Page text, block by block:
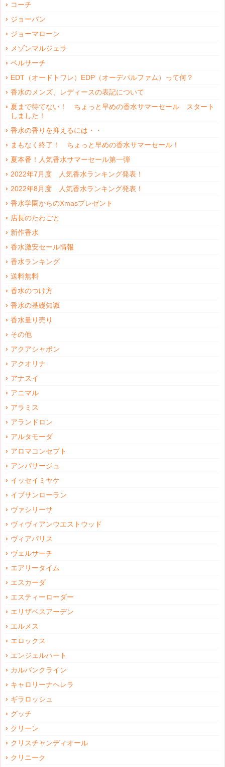
コーチ
ジョーバン
ジョーマローン
メゾンマルジェラ
ベルサーチ
EDT（オードトワレ）EDP（オーデパルファム）って何？
香水のメンズ、レディースの表記について
夏まで待てない！ ちょっと早めの香水サマーセール スタート
しました！
香水の香りを抑えるには・・
まもなく終了！ ちょっと早めの香水サマーセール！
夏本番！人気香水サマーセール第一弾
2022年7月度 人気香水ランキング発表！
2022年8月度 人気香水ランキング発表！
香水学園からのXmasプレゼント
店長のたわごと
新作香水
香水激安セール情報
香水ランキング
送料無料
香水のつけ方
香水の基礎知識
香水量り売り
その他
アクアシャボン
アクオリナ
アナスイ
アニマル
アラミス
アランドロン
アルタモーダ
アロマコンセプト
アンパサージュ
イッセイミヤケ
イブサンローラン
ヴァシリーサ
ヴィヴィアンウエストウッド
ヴィアパリス
ヴェルサーチ
エアリータイム
エスカーダ
エスティーローダー
エリザベスアーデン
エルメス
エロックス
エンジェルハート
カルバンクライン
キャロリーナヘレラ
ギラロッシュ
グッチ
クリーン
クリスチャンディオール
クリニーク